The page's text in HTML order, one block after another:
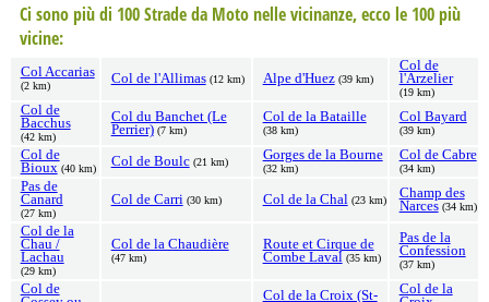
Ci sono più di 100 Strade da Moto nelle vicinanze, ecco le 100 più
vicine:
Col Accarias
(2 km) Col de l'Allimas (12 km) Alpe d'Huez (39 km)
Col de
l'Arzelier
(19 km)
Col de
Bacchus
(42 km)
Col du Banchet (Le
Perrier) (7 km)
Col de la Bataille
(38 km)
Col Bayard
(39 km)
Col de
Bioux (40 km) Col de Boulc (21 km) Gorges de la Bourne
(32 km)
Col de Cabre
(34 km)
Pas de
Canard
(27 km)
Col de Carri (30 km) Col de la Chal (23 km)
Champ des
Narces (34 km)
Col de la
Chau /
Lachau
(29 km)
Col de la Chaudière
(47 km)
Route et Cirque de
Combe Laval (35 km)
Pas de la
Confession
(37 km)
Col de
Col de la Croix (St-
Col de la